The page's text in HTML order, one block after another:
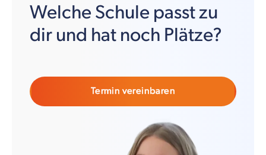
Welche Schule passt zu
dir und hat noch Plätze?
Termin vereinbaren